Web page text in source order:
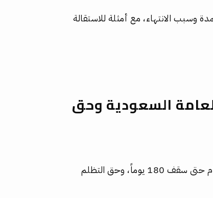
وسبب الانتهاء، مع أمثلة للاستقالة
السعودية وحق
شرح مدة توقيف المتهم في النيابة العامة من أمر الخمسة أيام حتى سقف 180 يوماً، وحق التظلم